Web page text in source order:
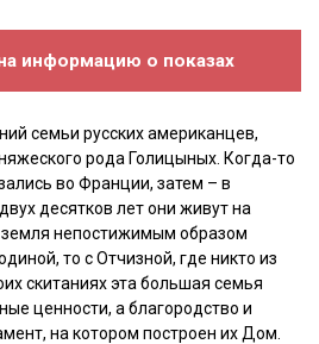
информацию о показах
семьи русских американцев,
рода Голицыных. Когда-то
во Франции, затем – в
десятков лет они живут на
непостижимым образом
то с Отчизной, где никто из
скитаниях эта большая семья
ценности, а благородство и
на котором построен их Дом.